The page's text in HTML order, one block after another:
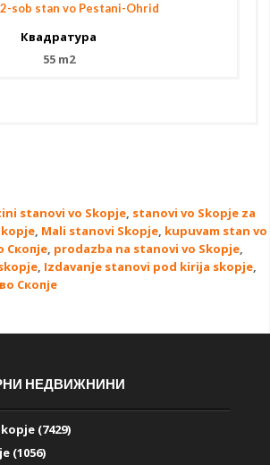
sob stan vo Pestani-Ohrid
Квадратура
55 m2
stanovi vo Skopje, stanovi vo Skopje za
, Mali stanovi Skopje, kupuvam stan vo
Скопје, prodazba na stanovi vo Skopje,
, Izdavanje stanovi pod kirija skopje,
Скопје
НЕДВИЖНИНИ
(7429)
(1056)